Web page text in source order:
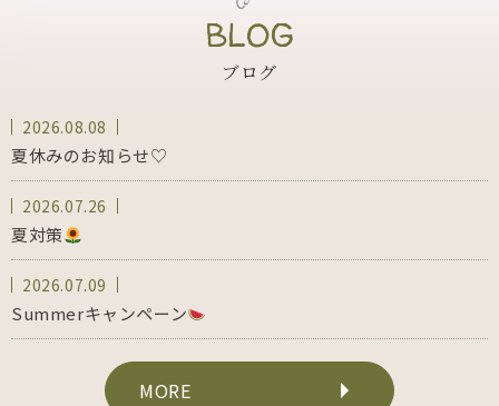
BLOG
ブログ
2026.08.08
夏休みのお知らせ♡
2026.07.26
夏対策
2026.07.09
Summerキャンペーン
MORE